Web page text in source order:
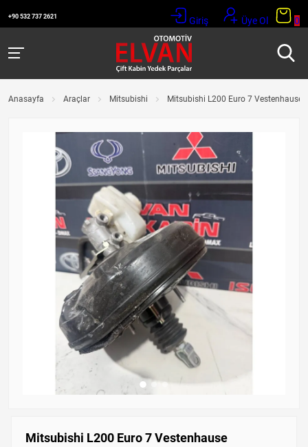
+90 532 737 2621 Giriş Üye Ol 0
Anasayfa Araçlar Mitsubishi Mitsubishi L200 Euro 7 Vestenhause
Mitsubishi L200 Euro 7 Vestenhause